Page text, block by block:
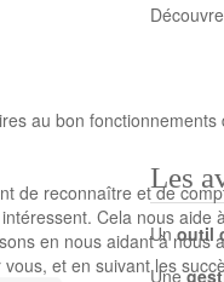
Les
Unoutil
Une
au bon
de reconnaître et de
Cela nous
en nous aidant à
et en suivant les